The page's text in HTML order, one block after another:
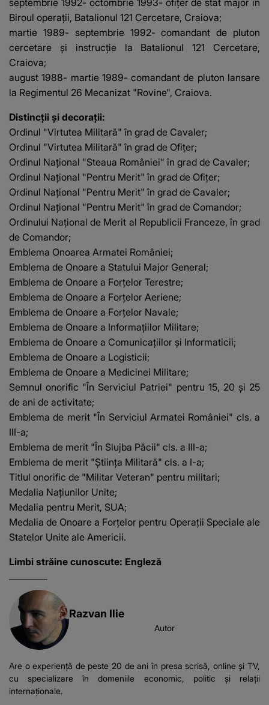
septembrie 1992- octombrie 1993- ofiţer de stat major în
Biroul operaţii, Batalionul 121 Cercetare, Craiova;
martie 1989- septembrie 1992- comandant de pluton
cercetare şi instrucţie la Batalionul 121 Cercetare,
Craiova;
august 1988- martie 1989- comandant de pluton lansare
la Regimentul 26 Mecanizat "Rovine", Craiova.
Distincţii şi decoraţii:
Ordinul "Virtutea Militară" în grad de Cavaler;
Ordinul "Virtutea Militară" în grad de Ofiţer;
Ordinul Naţional "Steaua României" în grad de Cavaler;
Ordinul Naţional "Pentru Merit" în grad de Ofiţer;
Ordinul Naţional "Pentru Merit" în grad de Cavaler;
Ordinul Naţional "Pentru Merit" în grad de Comandor;
Ordinului Naţional de Merit al Republicii Franceze, în grad
de Comandor;
Emblema Onoarea Armatei României;
Emblema de Onoare a Statului Major General;
Emblema de Onoare a Forţelor Terestre;
Emblema de Onoare a Forţelor Aeriene;
Emblema de Onoare a Forţelor Navale;
Emblema de Onoare a Informaţiilor Militare;
Emblema de Onoare a Comunicaţiilor şi Informaticii;
Emblema de Onoare a Logisticii;
Emblema de Onoare a Medicinei Militare;
Semnul onorific "În Serviciul Patriei" pentru 15, 20 şi 25
de ani de activitate;
Emblema de merit "În Serviciul Armatei României" cls. a
III-a;
Emblema de merit "În Slujba Păcii" cls. a III-a;
Emblema de merit "Ştiinţa Militară" cls. a I-a;
Titlul onorific de "Militar Veteran" pentru militari;
Medalia Naţiunilor Unite;
Medalia pentru Merit, SUA;
Medalia de Onoare a Forţelor pentru Operaţii Speciale ale
Statelor Unite ale Americii.
Limbi străine cunoscute: Engleză
Razvan Ilie
Autor
Are o experiență de peste 20 de ani în presa scrisă, online și TV,
cu specializare în domeniile economic, politic și relații
internaționale.